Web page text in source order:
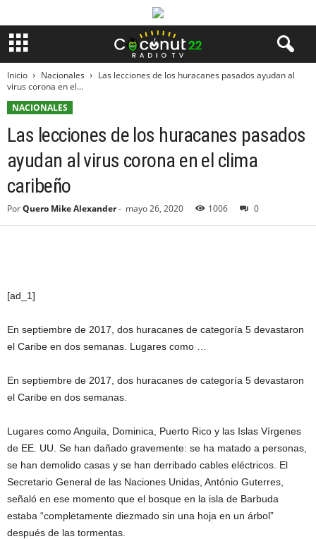
Inicio Nacionales
Las lecciones de los huracanes pasados ​​ayudan al
virus corona en el...
NACIONALES
Las lecciones de los huracanes pasados
​​ayudan al virus corona en el clima
caribeño
PorQuero Mike Alexander- mayo 26, 2020 1006 0
[ad_1]
En septiembre de 2017, dos huracanes de categoría 5 devastaron
el Caribe en dos semanas. Lugares como …
En septiembre de 2017, dos huracanes de categoría 5 devastaron
el Caribe en dos semanas.
Lugares como Anguila, Dominica, Puerto Rico y las Islas Vírgenes
de EE. UU. Se han dañado gravemente: se ha matado a personas,
se han demolido casas y se han derribado cables eléctricos. El
Secretario General de las Naciones Unidas, António Guterres,
señaló en ese momento que el bosque en la isla de Barbuda
estaba “completamente diezmado sin una hoja en un árbol”
después de las tormentas.